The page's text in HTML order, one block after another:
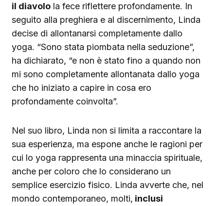
il diavolo la fece riflettere profondamente. In
seguito alla preghiera e al discernimento, Linda
decise di allontanarsi completamente dallo
yoga. “Sono stata piombata nella seduzione”,
ha dichiarato, “e non è stato fino a quando non
mi sono completamente allontanata dallo yoga
che ho iniziato a capire in cosa ero
profondamente coinvolta”.
Nel suo libro, Linda non si limita a raccontare la
sua esperienza, ma espone anche le ragioni per
cui lo yoga rappresenta una minaccia spirituale,
anche per coloro che lo considerano un
semplice esercizio fisico. Linda avverte che, nel
mondo contemporaneo, molti, inclusi